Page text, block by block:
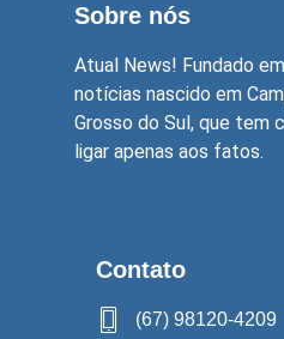
Sobre nós
Atual News! Fundado
notícias nascido em
Grosso do Sul, que tem
ligar apenas aos fatos.
Contato
(67) 98120-4209